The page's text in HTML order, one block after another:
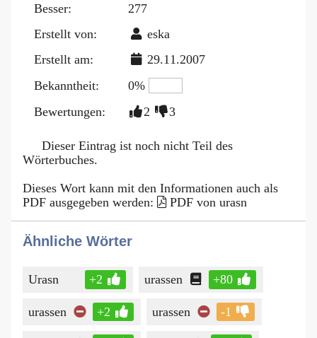
Besser:
277
Erstellt von:
eska
Erstellt am:
29.11.2007
Bekanntheit:
0%
Bewertungen:
2 3
Dieser Eintrag ist noch nicht Teil des
Wörterbuches.
Dieses Wort kann mit den Informationen auch als
PDF ausgegeben werden:
PDF von urasn
Ähnliche Wörter
Urasn +2 urassen +80
urassen +2 urassen -1